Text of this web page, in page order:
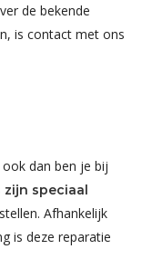
de bekende
is contact met ons
dan ben je bij
zijn speciaal
Afhankelijk
is deze reparatie